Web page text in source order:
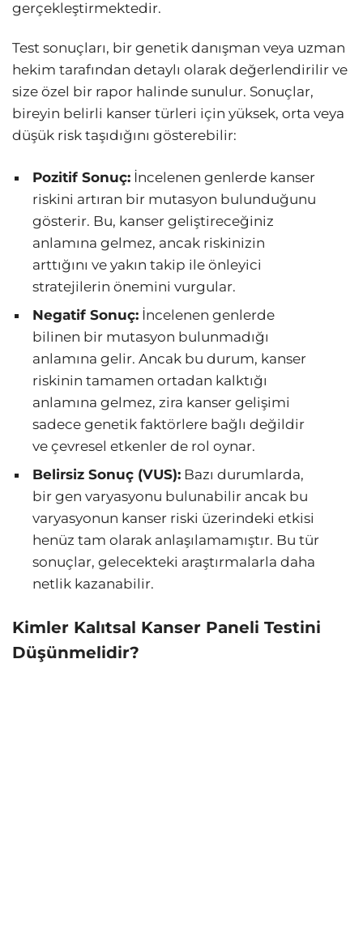
gerçekleştirmektedir.
Test sonuçları, bir genetik danışman veya uzman
hekim tarafından detaylı olarak değerlendirilir ve
size özel bir rapor halinde sunulur. Sonuçlar,
bireyin belirli kanser türleri için yüksek, orta veya
düşük risk taşıdığını gösterebilir:
Pozitif Sonuç: İncelenen genlerde kanser
riskini artıran bir mutasyon bulunduğunu
gösterir. Bu, kanser geliştireceğiniz
anlamına gelmez, ancak riskinizin
arttığını ve yakın takip ile önleyici
stratejilerin önemini vurgular.
Negatif Sonuç: İncelenen genlerde
bilinen bir mutasyon bulunmadığı
anlamına gelir. Ancak bu durum, kanser
riskinin tamamen ortadan kalktığı
anlamına gelmez, zira kanser gelişimi
sadece genetik faktörlere bağlı değildir
ve çevresel etkenler de rol oynar.
Belirsiz Sonuç (VUS): Bazı durumlarda,
bir gen varyasyonu bulunabilir ancak bu
varyasyonun kanser riski üzerindeki etkisi
henüz tam olarak anlaşılamamıştır. Bu tür
sonuçlar, gelecekteki araştırmalarla daha
netlik kazanabilir.
Kimler Kalıtsal Kanser Paneli Testini
Düşünmelidir?